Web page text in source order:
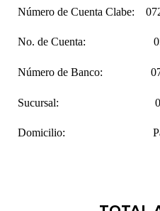
Número de Cuenta Clabe:
No. de Cuenta:
Número de Banco:
Sucursal: 049
Domicilio: Padre